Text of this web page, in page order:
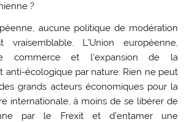
?
aucune politique de modération
vraisemblable. L’Union européenne,
commerce et l’expansion de la
anti-écologique par nature. Rien ne peut
grands acteurs économiques pour la
internationale, à moins de se libérer de
par le Frexit et d’entamer une